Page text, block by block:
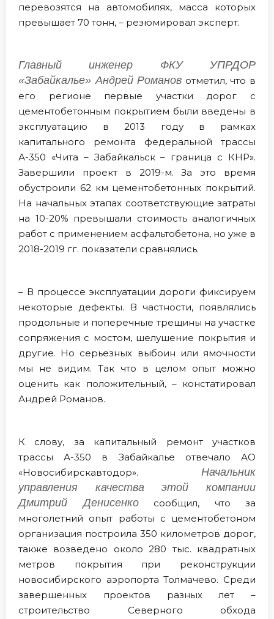
перевозятся на автомобилях, масса которых
превышает 70 тонн, – резюмировал эксперт.
Главный инженер ФКУ УПРДОР
«Забайкалье» Андрей Романов отметил, что в
его регионе первые участки дорог с
цементобетонным покрытием были введены в
эксплуатацию в 2013 году в рамках
капитального ремонта федеральной трассы
А-350 «Чита – Забайкальск – граница с КНР».
Завершили проект в 2019-м. За это время
обустроили 62 км цементобетонных покрытий.
На начальных этапах соответствующие затраты
на 10-20% превышали стоимость аналогичных
работ с применением асфальтобетона, но уже в
2018-2019 гг. показатели сравнялись.
– В процессе эксплуатации дороги фиксируем
некоторые дефекты. В частности, появлялись
продольные и поперечные трещины на участке
сопряжения с мостом, шелушение покрытия и
другие. Но серьезных выбоин или ямочности
мы не видим. Так что в целом опыт можно
оценить как положительный, – констатировал
Андрей Романов.
К слову, за капитальный ремонт участков
трассы А-350 в Забайкалье отвечало АО
«Новосибирскавтодор». Начальник
управления качества этой компании
Дмитрий Денисенкосообщил, что за
многолетний опыт работы с цементобетоном
организация построила 350 километров дорог,
также возведено около 280 тыс. квадратных
метров покрытия при реконструкции
новосибирского аэропорта Толмачево. Среди
завершенных проектов разных лет –
строительство Северного обхода